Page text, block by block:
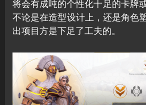
将会有成吨的个性化十足的卡牌
不论是在造型设计上，还是角色
出项目方是下足了工夫的。